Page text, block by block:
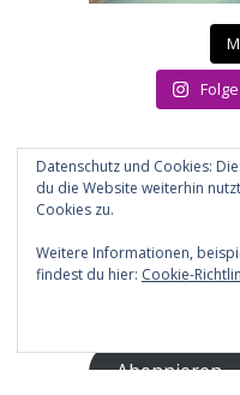
zu abonnieren.
Abonnieren
Datenschutz und Cookies:
du die Website weiterhin
Cookies zu.
Weitere Informationen,
findest du hier: Cookie-